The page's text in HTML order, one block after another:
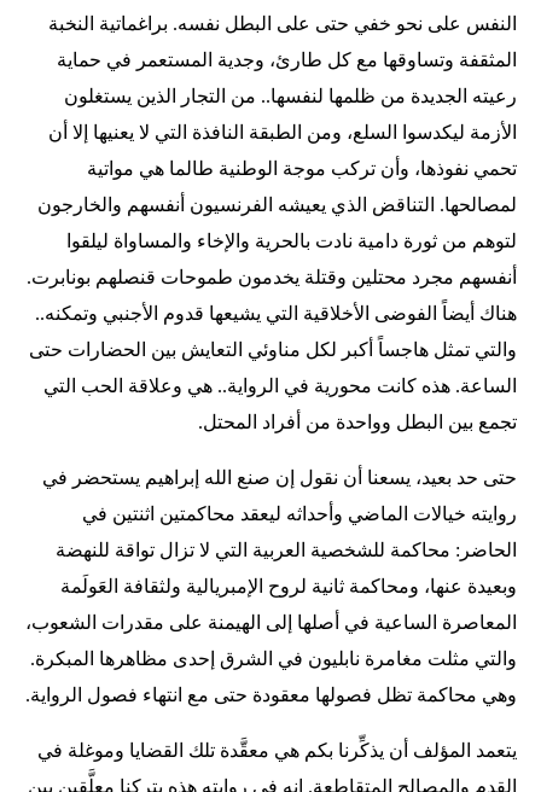
النفس على نحو خفي حتى على البطل نفسه. براغماتية النخبة
المثقفة وتساوقها مع كل طارئ، وجدية المستعمر في حماية
رعيته الجديدة من ظلمها لنفسها.. من التجار الذين يستغلون
الأزمة ليكدسوا السلع، ومن الطبقة النافذة التي لا يعنيها إلا أن
تحمي نفوذها، وأن تركب موجة الوطنية طالما هي مواتية
لمصالحها. التناقض الذي يعيشه الفرنسيون أنفسهم والخارجون
لتوهم من ثورة دامية نادت بالحرية والإخاء والمساواة ليلقوا
أنفسهم مجرد محتلين وقتلة يخدمون طموحات قنصلهم بونابرت.
هناك أيضاً الفوضى الأخلاقية التي يشيعها قدوم الأجنبي وتمكنه..
والتي تمثل هاجساً أكبر لكل مناوئي التعايش بين الحضارات حتى
الساعة. هذه كانت محورية في الرواية.. هي وعلاقة الحب التي
تجمع بين البطل وواحدة من أفراد المحتل.
حتى حد بعيد، يسعنا أن نقول إن صنع الله إبراهيم يستحضر في
روايته خيالات الماضي وأحداثه ليعقد محاكمتين اثنتين في
الحاضر: محاكمة للشخصية العربية التي لا تزال تواقة للنهضة
وبعيدة عنها، ومحاكمة ثانية لروح الإمبريالية ولثقافة العَولَمة
المعاصرة الساعية في أصلها إلى الهيمنة على مقدرات الشعوب،
والتي مثلت مغامرة نابليون في الشرق إحدى مظاهرها المبكرة.
وهي محاكمة تظل فصولها معقودة حتى مع انتهاء فصول الرواية.
يتعمد المؤلف أن يذكِّرنا بكم هي معقَّدة تلك القضايا وموغلة في
القدم والمصالح المتقاطعة. إنه في روايته هذه يتركنا معلَّقين بين